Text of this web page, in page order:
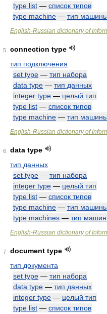
type list — список типов
type machine — тип машины
English-Russian dictionary of
5
connection type
тип подключения
set type — тип набора
data type — тип данных
integer type — целый тип
type list — список типов
type machine — тип машины
English-Russian dictionary of
6
data type
тип данных
set type — тип набора
integer type — целый тип
type list — список типов
type machine — тип машины
type machines — тип машин
English-Russian dictionary of
7
document type
тип документа
set type — тип набора
data type — тип данных
integer type — целый тип
type list — список типов